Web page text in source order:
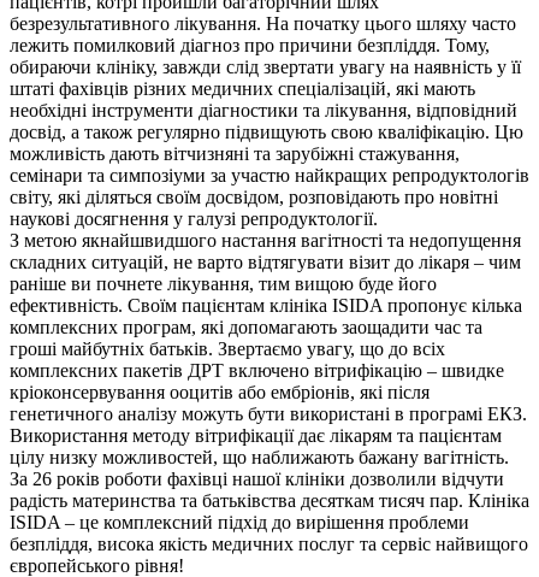
безрезультативного лікування. На початку цього шляху часто
лежить помилковий діагноз про причини безпліддя. Тому,
обираючи клініку, завжди слід звертати увагу на наявність у її
штаті фахівців різних медичних спеціалізацій, які мають
необхідні інструменти діагностики та лікування, відповідний
досвід, а також регулярно підвищують свою кваліфікацію. Цю
можливість дають вітчизняні та зарубіжні стажування,
семінари та симпозіуми за участю найкращих репродуктологів
світу, які діляться своїм досвідом, розповідають про новітні
наукові досягнення у галузі репродуктології.
З метою якнайшвидшого настання вагітності та недопущення
складних ситуацій, не варто відтягувати візит до лікаря – чим
раніше ви почнете лікування, тим вищою буде його
ефективність. Своїм пацієнтам клініка ISIDA пропонує кілька
комплексних програм, які допомагають заощадити час та
гроші майбутніх батьків. Звертаємо увагу, що до всіх
комплексних пакетів ДРТ включено вітрифікацію – швидке
кріоконсервування ооцитів або ембріонів, які після
генетичного аналізу можуть бути використані в програмі ЕКЗ.
Використання методу вітрифікації дає лікарям та пацієнтам
цілу низку можливостей, що наближають бажану вагітність.
За 26 років роботи фахівці нашої клініки дозволили відчути
радість материнства та батьківства десяткам тисяч пар. Клініка
ISIDA – це комплексний підхід до вирішення проблеми
безпліддя, висока якість медичних послуг та сервіс найвищого
європейського рівня!